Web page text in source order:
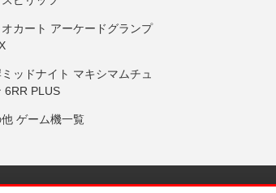
カート アーケードグランプ
ッドナイト マキシマムチュ
6RR PLUS
ゲーム機一覧